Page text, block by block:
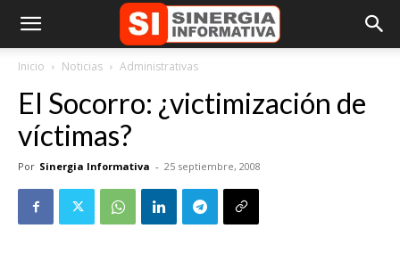
Inicio Noticias Administrativas
El Socorro: ¿victimización de
víctimas?
Por Sinergia Informativa - 25 septiembre, 2008